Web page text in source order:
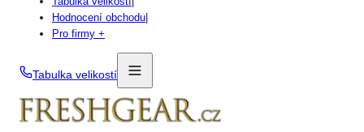
Hodnocení obchodu
Pro firmy +
Tabulka velikostí